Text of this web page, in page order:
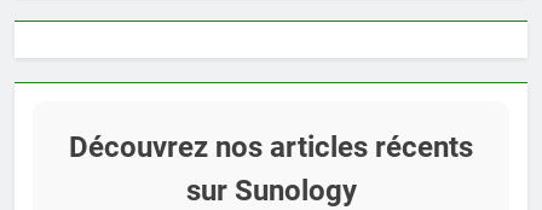
Découvrez nos articles récents
sur Sunology